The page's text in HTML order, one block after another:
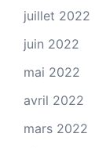
juillet 2022
juin 2022
mai 2022
avril 2022
mars 2022